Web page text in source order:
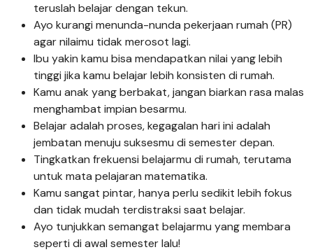
teruslah belajar dengan tekun.
Ayo kurangi menunda-nunda pekerjaan rumah (PR)
agar nilaimu tidak merosot lagi.
Ibu yakin kamu bisa mendapatkan nilai yang lebih
tinggi jika kamu belajar lebih konsisten di rumah.
Kamu anak yang berbakat, jangan biarkan rasa malas
menghambat impian besarmu.
Belajar adalah proses, kegagalan hari ini adalah
jembatan menuju suksesmu di semester depan.
Tingkatkan frekuensi belajarmu di rumah, terutama
untuk mata pelajaran matematika.
Kamu sangat pintar, hanya perlu sedikit lebih fokus
dan tidak mudah terdistraksi saat belajar.
Ayo tunjukkan semangat belajarmu yang membara
seperti di awal semester lalu!